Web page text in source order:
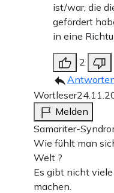
ist/war, die
gefördert
in eine
2
Wortleser
Melden
Samariter-
Wie fühlt man
Welt ?
Es gibt nicht
machen.